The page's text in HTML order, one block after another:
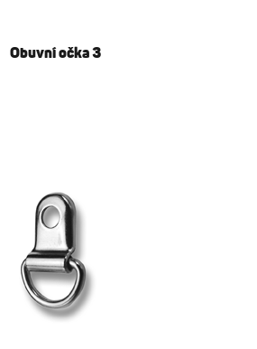
Obuvní očka 3